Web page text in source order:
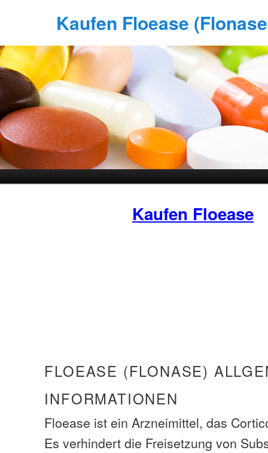
Kaufen Floease
Kaufen Floease
FLOEASE (FLONASE)
INFORMATIONEN
Floease ist ein Arzneimittel, das
Es verhindert die Freisetzung von